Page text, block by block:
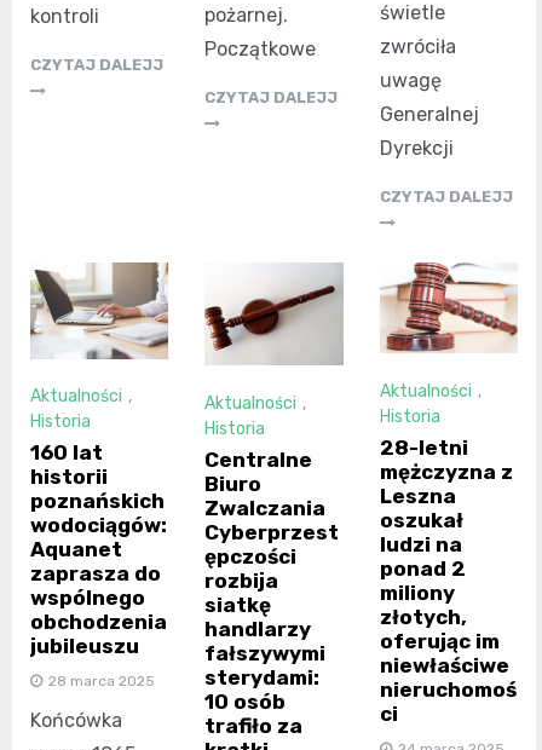
kontroli
CZYTAJ DALEJJ
pożarnej.
Początkowe
CZYTAJ DALEJJ
świetle
zwróciła
uwagę
Generalnej
Dyrekcji
CZYTAJ DALEJJ
Aktualności ,
Historia
160 lat
historii
poznańskich
wodociągów:
Aquanet
zaprasza do
wspólnego
obchodzenia
jubileuszu
28 marca 2025
Końcówka
Aktualności ,
Historia
Centralne
Biuro
Zwalczania
Cyberprzest
ępczości
rozbija
siatkę
handlarzy
fałszywymi
sterydami:
10 osób
trafiło za
Aktualności ,
Historia
28-letni
mężczyzna z
Leszna
oszukał
ludzi na
ponad 2
miliony
złotych,
oferując im
niewłaściwe
nieruchomoś
ci